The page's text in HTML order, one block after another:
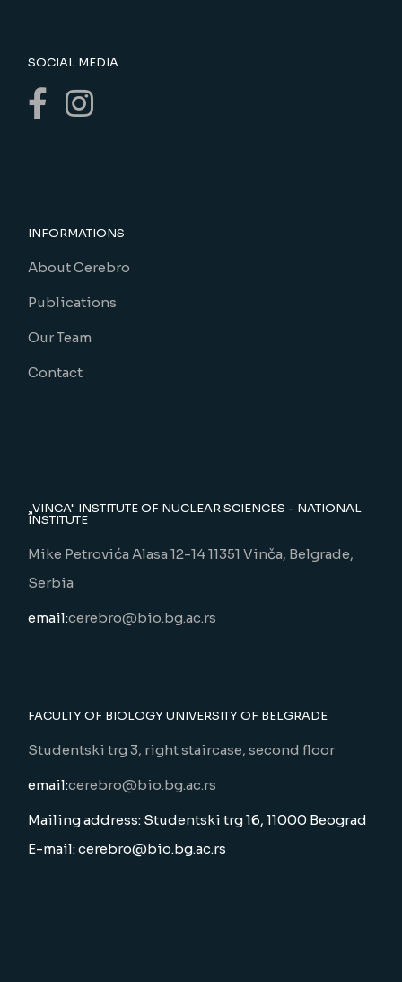
SOCIAL MEDIA
INFORMATIONS
About Cerebro
Publications
Our Team
Contact
„VINCA" INSTITUTE OF NUCLEAR SCIENCES - NATIONAL
INSTITUTE
Mike Petrovića Alasa 12-14 11351 Vinča, Belgrade,
Serbia
email:cerebro@bio.bg.ac.rs
FACULTY OF BIOLOGY UNIVERSITY OF BELGRADE
Studentski trg 3, right staircase, second floor
email:cerebro@bio.bg.ac.rs
Mailing address: Studentski trg 16, 11000 Beograd
E-mail: cerebro@bio.bg.ac.rs